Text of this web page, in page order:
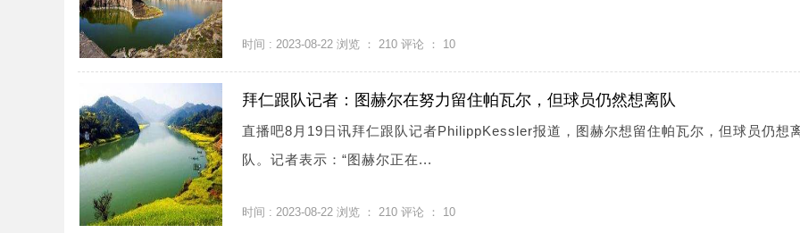
时间 : 2023-08-22 浏览 ： 210 评论 ： 10
拜仁跟队记者：图赫尔在努力留住帕瓦尔，但球员仍然想离队
直播吧8月19日讯拜仁跟队记者PhilippKessler报道，图赫尔想留住帕瓦尔，但球员仍想
队。记者表示：“图赫尔正在...
时间 : 2023-08-22 浏览 ： 210 评论 ： 10